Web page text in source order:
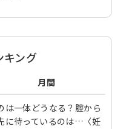
キング
月間
は一体どうなる？腟から
に待っているのは…〈妊